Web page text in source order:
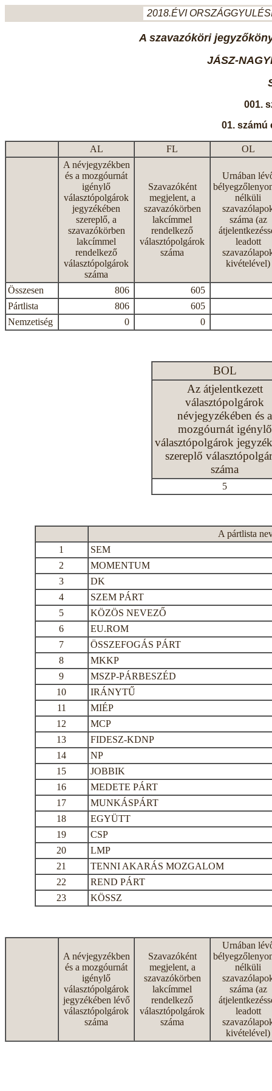
2018.ÉVI
A szavazóköri
JÁSZ-
001.
01. számú
AL FL
OL
A névjegyzékben
és a mozgóurnát
igénylő
választópolgárok
jegyzékében
szereplő, a
szavazókörben
lakcímmel
rendelkező
választópolgárok
száma
Szavazóként
megjelent, a
szavazókörben
lakcímmel
rendelkező
választópolgárok
száma
Urnában
nélküli
száma (az
leadott
kivételével)
Összesen 806
605
Pártlista
806
605
Nemzetiség
0 0
BOL
Az átjelentkezett
választópolgárok
névjegyzékében és a
mozgóurnát igénylő
választópolgárok
szereplő
száma
5
A pártlista
1
SEM
2
MOMENTUM
3
DK
4
SZEM PÁRT
5
KÖZÖS NEVEZŐ
6
EU.ROM
7
ÖSSZEFOGÁS PÁRT
8
MKKP
9
MSZP-PÁRBESZÉD
10
IRÁNYTŰ
11
MIÉP
12
MCP
13
FIDESZ-KDNP
14
NP
15
JOBBIK
16
MEDETE PÁRT
17
MUNKÁSPÁRT
18
EGYÜTT
19
CSP
20
LMP
21
TENNI AKARÁS MOZGALOM
22
REND PÁRT
23
KÖSSZ
A névjegyzékben
és a mozgóurnát
igénylő
választópolgárok
jegyzékében lévő
választópolgárok
száma
Szavazóként
megjelent, a
szavazókörben
lakcímmel
rendelkező
választópolgárok
száma
Urnában
nélküli
száma (az
leadott
kivételével)